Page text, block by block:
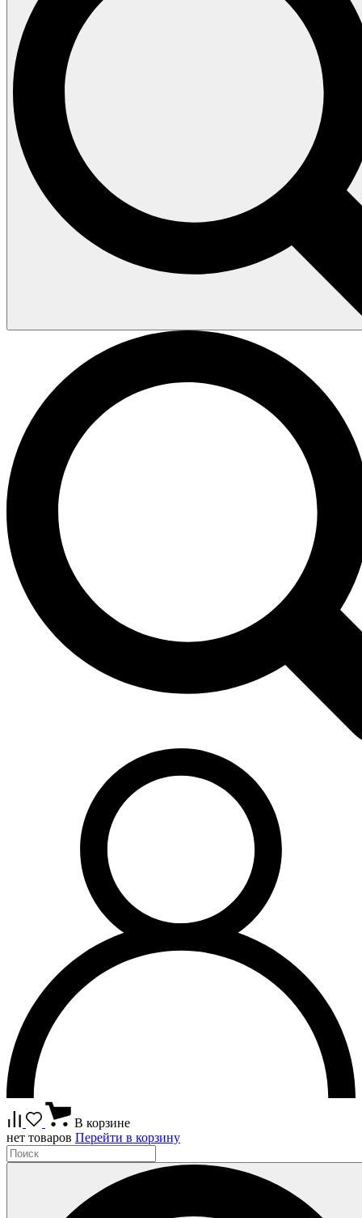
В корзине
нет товаров Перейти в корзину